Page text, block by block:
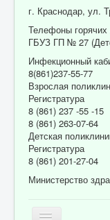
г. Краснодар, ул.
Телефоны
ГБУЗ ГП № 27
Инфекционный
8(861)237-55-77
Взрослая
Регистратура
8 (861) 237 -55 -15
8 (861) 263-07-64
Детская
Регистратура
8 (861) 201-27-04
Министерство